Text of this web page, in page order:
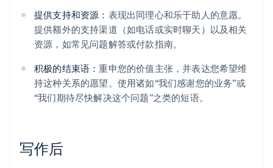
提供支持和资源： 表现出同理心和乐于助人的意愿。
提供额外的支持渠道（如电话或实时聊天）以及相关
资源，如常见问题解答或付款指南。
积极的结束语：重申您的价值主张，并表达您希望维
持这种关系的愿望。使用诸如“我们感谢您的业务”或
“我们期待尽快解决这个问题”之类的短语。
写作后